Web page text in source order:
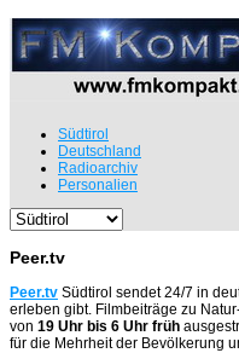
Südtirol
Deutschland
Radioarchiv
Personalien
Peer.tv
Peer.tv Südtirol sendet 24/7 in
erleben gibt. Filmbeiträge zu
von 19 Uhr bis 6 Uhr früh
für die Mehrheit der Bevölkerung